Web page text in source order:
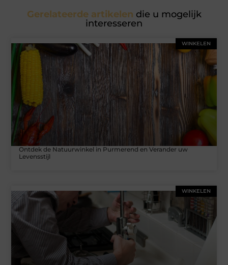
Gerelateerde artikelen die u mogelijk
interesseren
WINKELEN
Ontdek de Natuurwinkel in Purmerend en Verander uw
Levensstijl
WINKELEN